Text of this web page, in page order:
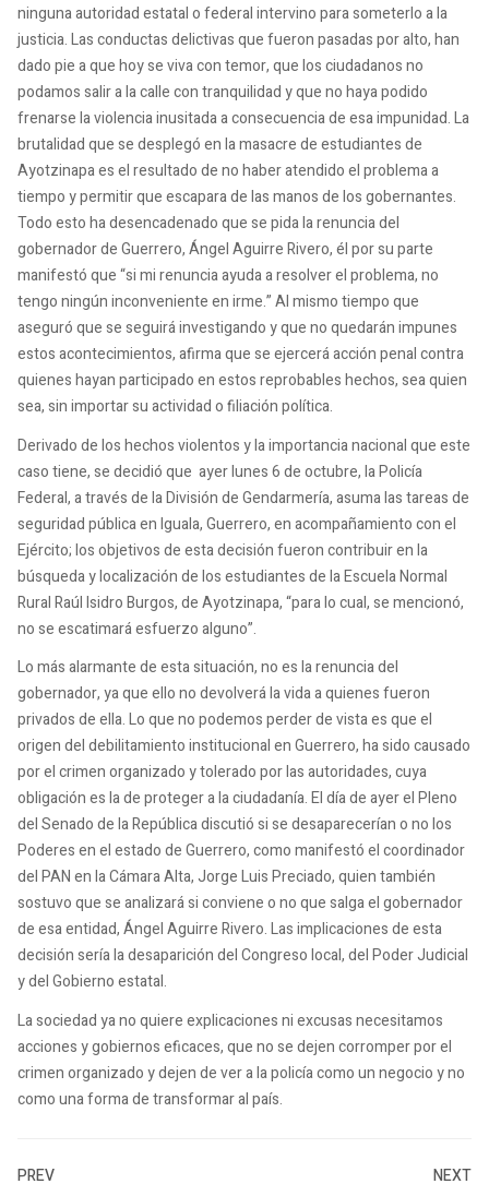
ninguna autoridad estatal o federal intervino para someterlo a la
justicia. Las conductas delictivas que fueron pasadas por alto, han
dado pie a que hoy se viva con temor, que los ciudadanos no
podamos salir a la calle con tranquilidad y que no haya podido
frenarse la violencia inusitada a consecuencia de esa impunidad. La
brutalidad que se desplegó en la masacre de estudiantes de
Ayotzinapa es el resultado de no haber atendido el problema a
tiempo y permitir que escapara de las manos de los gobernantes.
Todo esto ha desencadenado que se pida la renuncia del
gobernador de Guerrero, Ángel Aguirre Rivero, él por su parte
manifestó que “si mi renuncia ayuda a resolver el problema, no
tengo ningún inconveniente en irme.” Al mismo tiempo que
aseguró que se seguirá investigando y que no quedarán impunes
estos acontecimientos, afirma que se ejercerá acción penal contra
quienes hayan participado en estos reprobables hechos, sea quien
sea, sin importar su actividad o filiación política.
Derivado de los hechos violentos y la importancia nacional que este
caso tiene, se decidió que ayer lunes 6 de octubre, la Policía
Federal, a través de la División de Gendarmería, asuma las tareas de
seguridad pública en Iguala, Guerrero, en acompañamiento con el
Ejército; los objetivos de esta decisión fueron contribuir en la
búsqueda y localización de los estudiantes de la Escuela Normal
Rural Raúl Isidro Burgos, de Ayotzinapa, “para lo cual, se mencionó,
no se escatimará esfuerzo alguno”.
Lo más alarmante de esta situación, no es la renuncia del
gobernador, ya que ello no devolverá la vida a quienes fueron
privados de ella. Lo que no podemos perder de vista es que el
origen del debilitamiento institucional en Guerrero, ha sido causado
por el crimen organizado y tolerado por las autoridades, cuya
obligación es la de proteger a la ciudadanía. El día de ayer el Pleno
del Senado de la República discutió si se desaparecerían o no los
Poderes en el estado de Guerrero, como manifestó el coordinador
del PAN en la Cámara Alta, Jorge Luis Preciado, quien también
sostuvo que se analizará si conviene o no que salga el gobernador
de esa entidad, Ángel Aguirre Rivero. Las implicaciones de esta
decisión sería la desaparición del Congreso local, del Poder Judicial
y del Gobierno estatal.
La sociedad ya no quiere explicaciones ni excusas necesitamos
acciones y gobiernos eficaces, que no se dejen corromper por el
crimen organizado y dejen de ver a la policía como un negocio y no
como una forma de transformar al país.
PREV NEXT